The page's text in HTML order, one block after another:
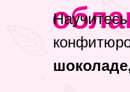
Научитесь